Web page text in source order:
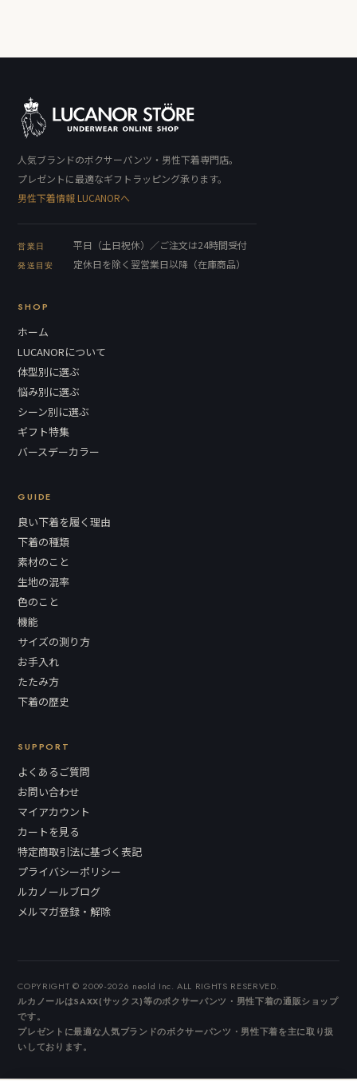
人気ブランドのボクサーパンツ・男性下着専門店。
プレゼントに最適なギフトラッピング承ります。
男性下着情報 LUCANORへ
営業日 平日（土日祝休）／ご注文は24時間受付
発送目安 定休日を除く翌営業日以降（在庫商品）
SHOP
ホーム
LUCANORについて
体型別に選ぶ
悩み別に選ぶ
シーン別に選ぶ
ギフト特集
バースデーカラー
GUIDE
良い下着を履く理由
下着の種類
素材のこと
生地の混率
色のこと
機能
サイズの測り方
お手入れ
たたみ方
下着の歴史
SUPPORT
よくあるご質問
お問い合わせ
マイアカウント
カートを見る
特定商取引法に基づく表記
プライバシーポリシー
ルカノールブログ
メルマガ登録・解除
COPYRIGHT © 2009-2026 neold Inc. ALL RIGHTS RESERVED.
ルカノールはSAXX(サックス)等のボクサーパンツ・男性下着の通販ショップ
です。
プレゼントに最適な人気ブランドのボクサーパンツ・男性下着を主に取り扱
いしております。